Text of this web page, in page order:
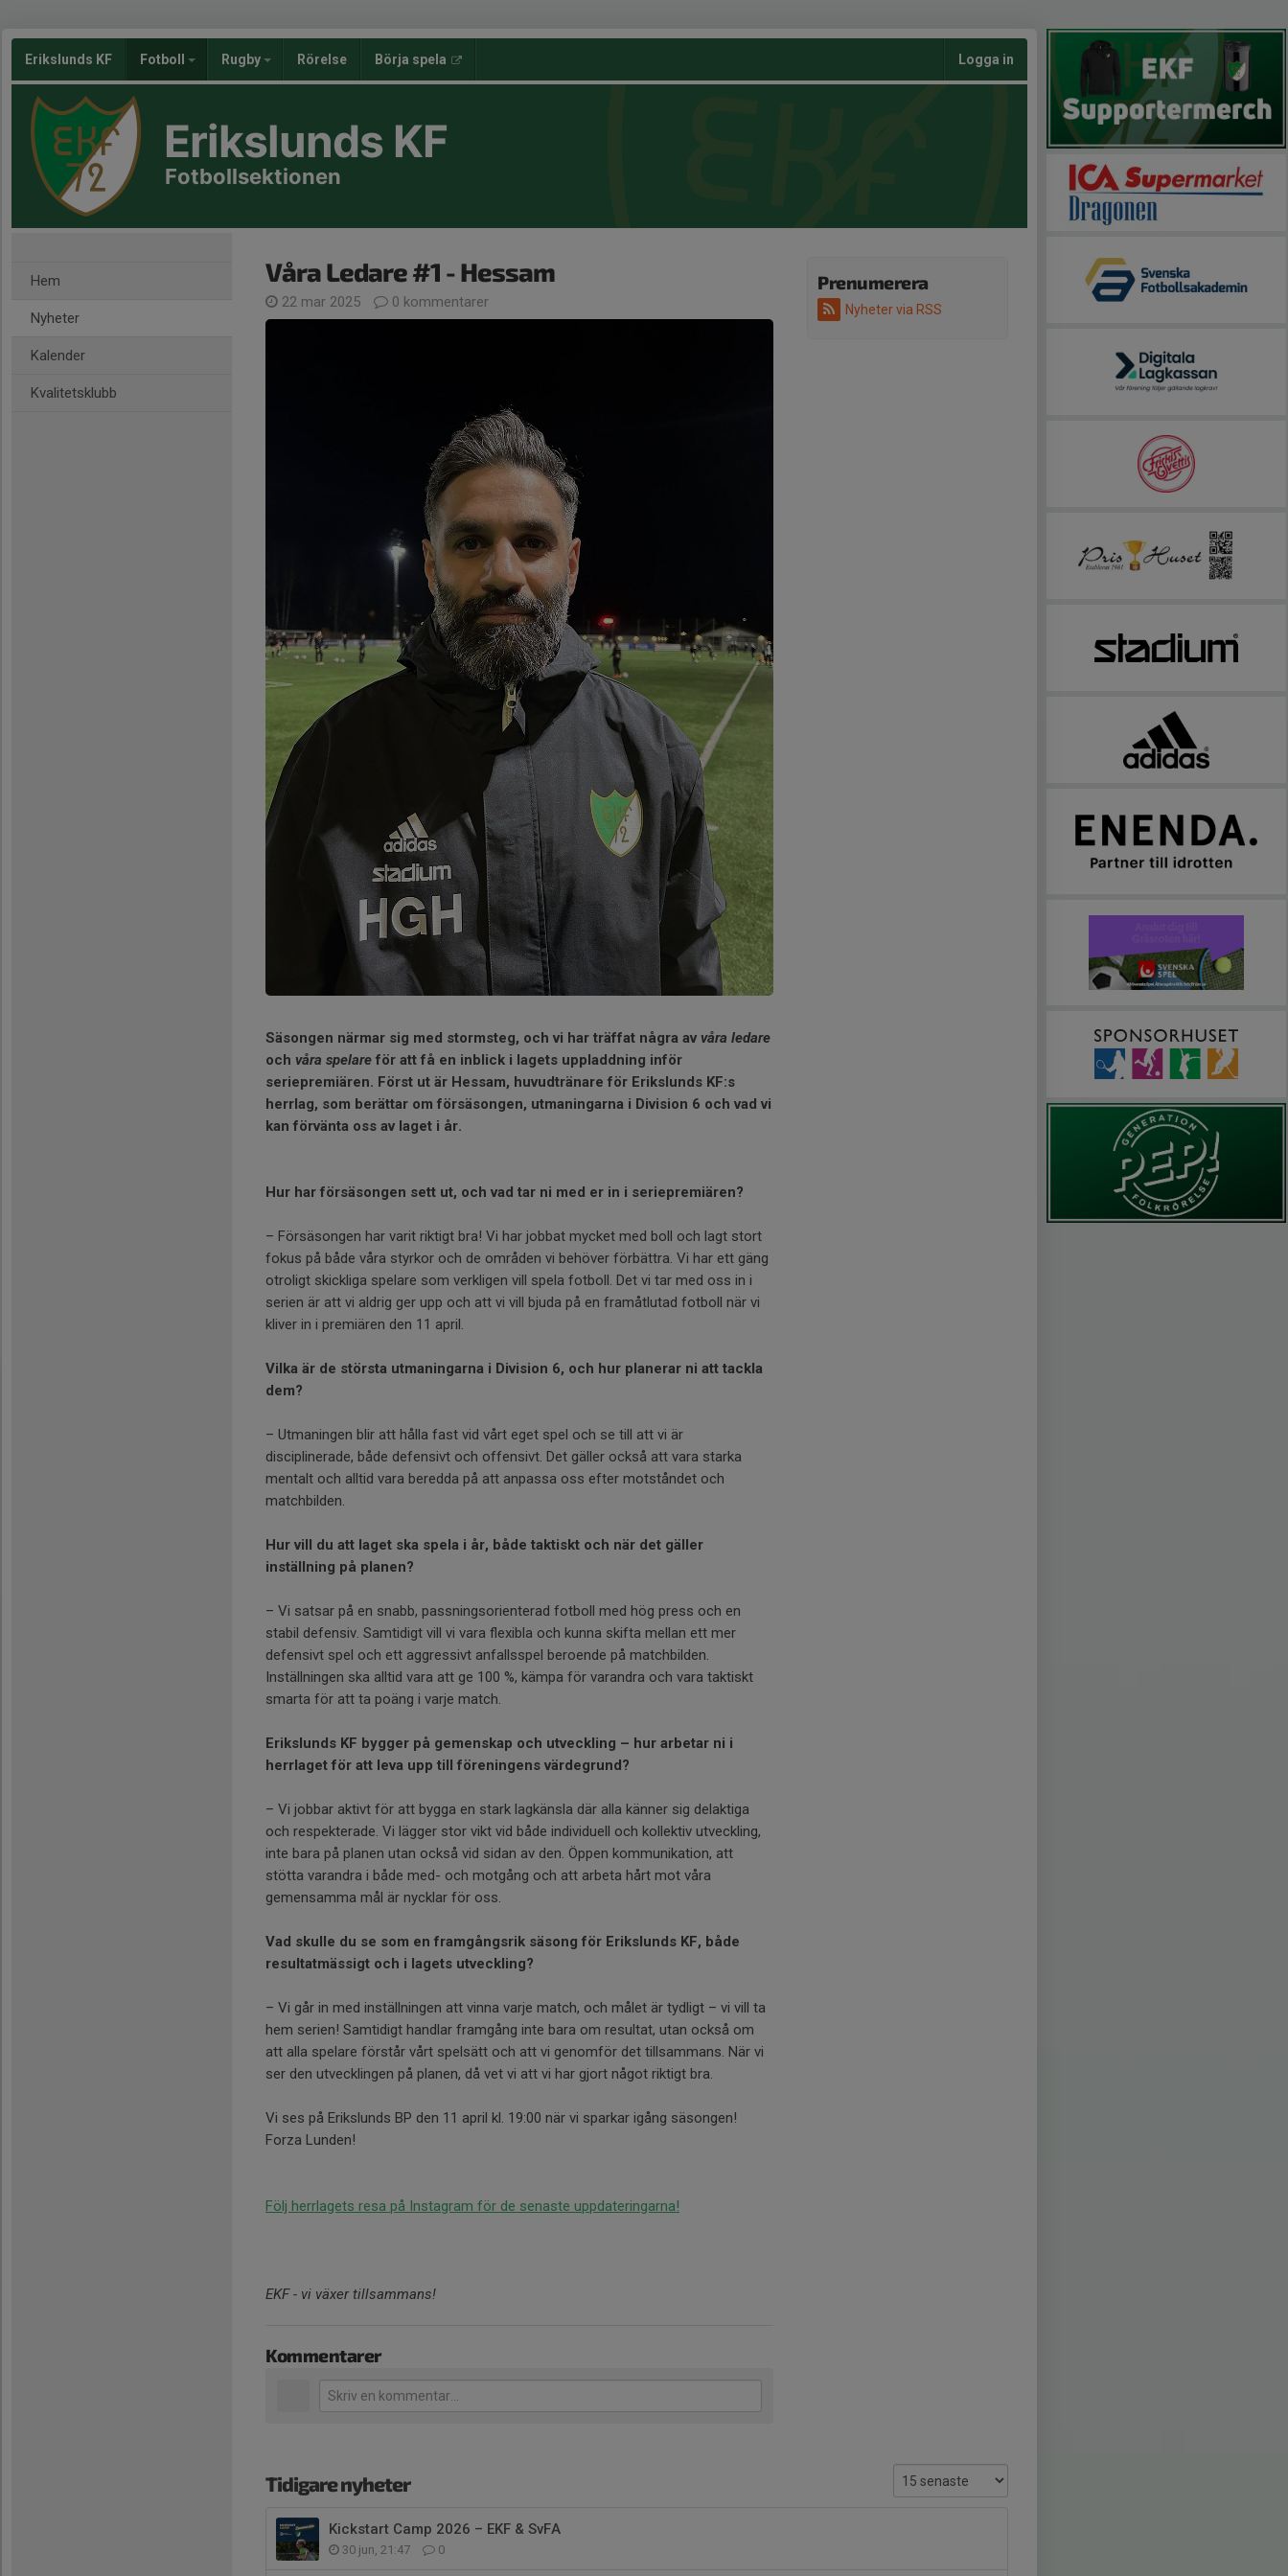
Erikslunds KF Fotboll Rugby Rörelse Börja spela Logga in
Erikslunds KF
Fotbollsektionen
Hem
Nyheter
Kalender
Kvalitetsklubb
Prenumerera
Nyheter via RSS
Våra Ledare #1 - Hessam
22 mar 2025 0 kommentarer
Säsongen närmar sig med stormsteg, och vi har träffat några av våra ledare
och våra spelare för att få en inblick i lagets uppladdning inför
seriepremiären. Först ut är Hessam, huvudtränare för Erikslunds KF:s
herrlag, som berättar om försäsongen, utmaningarna i Division 6 och vad vi
kan förvänta oss av laget i år.
Hur har försäsongen sett ut, och vad tar ni med er in i seriepremiären?
– Försäsongen har varit riktigt bra! Vi har jobbat mycket med boll och lagt stort
fokus på både våra styrkor och de områden vi behöver förbättra. Vi har ett gäng
otroligt skickliga spelare som verkligen vill spela fotboll. Det vi tar med oss in i
serien är att vi aldrig ger upp och att vi vill bjuda på en framåtlutad fotboll när vi
kliver in i premiären den 11 april.
Vilka är de största utmaningarna i Division 6, och hur planerar ni att tackla
dem?
– Utmaningen blir att hålla fast vid vårt eget spel och se till att vi är
disciplinerade, både defensivt och offensivt. Det gäller också att vara starka
mentalt och alltid vara beredda på att anpassa oss efter motståndet och
matchbilden.
Hur vill du att laget ska spela i år, både taktiskt och när det gäller
inställning på planen?
– Vi satsar på en snabb, passningsorienterad fotboll med hög press och en
stabil defensiv. Samtidigt vill vi vara flexibla och kunna skifta mellan ett mer
defensivt spel och ett aggressivt anfallsspel beroende på matchbilden.
Inställningen ska alltid vara att ge 100 %, kämpa för varandra och vara taktiskt
smarta för att ta poäng i varje match.
Erikslunds KF bygger på gemenskap och utveckling – hur arbetar ni i
herrlaget för att leva upp till föreningens värdegrund?
– Vi jobbar aktivt för att bygga en stark lagkänsla där alla känner sig delaktiga
och respekterade. Vi lägger stor vikt vid både individuell och kollektiv utveckling,
inte bara på planen utan också vid sidan av den. Öppen kommunikation, att
stötta varandra i både med- och motgång och att arbeta hårt mot våra
gemensamma mål är nycklar för oss.
Vad skulle du se som en framgångsrik säsong för Erikslunds KF, både
resultatmässigt och i lagets utveckling?
– Vi går in med inställningen att vinna varje match, och målet är tydligt – vi vill ta
hem serien! Samtidigt handlar framgång inte bara om resultat, utan också om
att alla spelare förstår vårt spelsätt och att vi genomför det tillsammans. När vi
ser den utvecklingen på planen, då vet vi att vi har gjort något riktigt bra.
Vi ses på Erikslunds BP den 11 april kl. 19:00 när vi sparkar igång säsongen!
Forza Lunden!
Följ herrlagets resa på Instagram för de senaste uppdateringarna!
EKF - vi växer tillsammans!
Kommentarer
Tidigare nyheter
Kickstart Camp 2026 – EKF & SvFA
30 jun, 21:47 0